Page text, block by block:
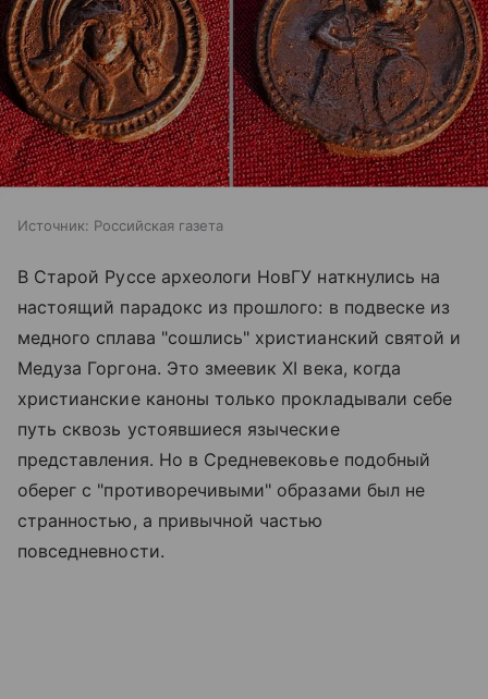
Источник: Российская газета
В Старой Руссе археологи НовГУ наткнулись на
настоящий парадокс из прошлого: в подвеске из
медного сплава "сошлись" христианский святой и
Медуза Горгона. Это змеевик XI века, когда
христианские каноны только прокладывали себе
путь сквозь устоявшиеся языческие
представления. Но в Средневековье подобный
оберег с "противоречивыми" образами был не
странностью, а привычной частью
повседневности.